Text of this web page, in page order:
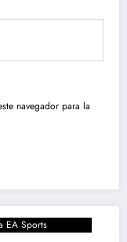
navegador para la
EA Sports